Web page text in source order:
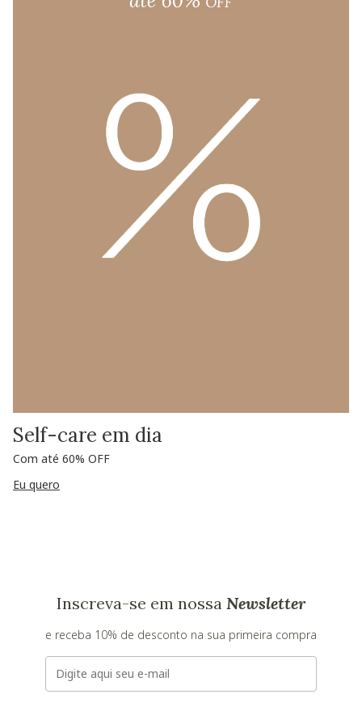
Self-care em dia
Com até 60% OFF
Eu quero
Inscreva-se em nossa Newsletter
e receba 10% de desconto na sua primeira compra
E-mail